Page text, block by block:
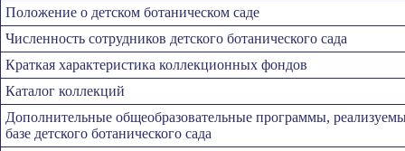
Положение о детском ботаническом саде
Численность сотрудников детского ботанического сада
Краткая характеристика коллекционных фондов
Каталог коллекций
Дополнительные общеобразовательные программы,
базе детского ботанического сада